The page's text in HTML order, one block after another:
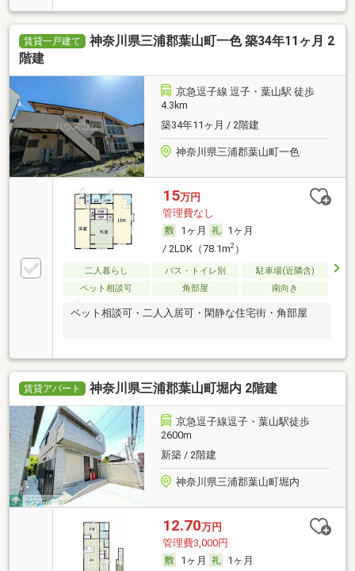
賃貸一戸建て
神奈川県三浦郡葉山町一色 築34年11ヶ月 2
階建
京急逗子線 逗子・葉山駅 徒歩
4.3km
築34年11ヶ月 / 2階建
神奈川県三浦郡葉山町一色
15万円
管理費なし
1ヶ月
1ヶ月
/ 2LDK（78.1m2）
二人暮らし バス・トイレ別
駐車場(近隣含)
ペット相談可
角部屋 南向き
ペット相談可・二人入居可・閑静な住宅街・角部屋
賃貸アパート 神奈川県三浦郡葉山町堀内 2階建
京急逗子線逗子・葉山駅徒歩
2600m
新築 / 2階建
神奈川県三浦郡葉山町堀内
12.70万円
管理費3,000円
1ヶ月
1ヶ月